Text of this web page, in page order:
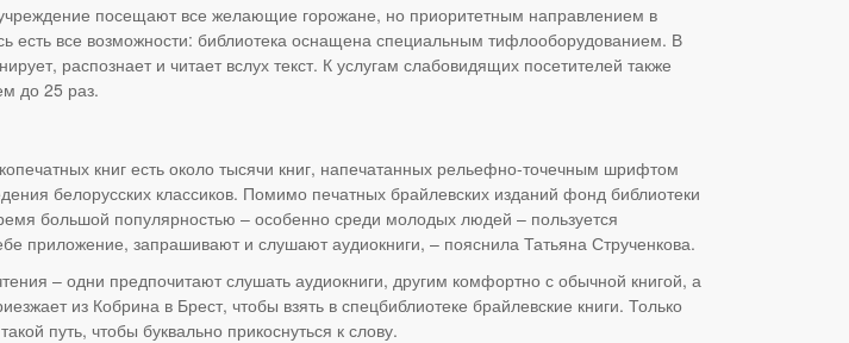
посещают все желающие горожане, но приоритетным направлением в
есть все возможности: библиотека оснащена специальным тифлооборудованием. В
распознает и читает вслух текст. К услугам слабовидящих посетителей также
до 25 раз.
книг есть около тысячи книг, напечатанных рельефно-точечным шрифтом
белорусских классиков. Помимо печатных брайлевских изданий фонд библиотеки
большой популярностью – особенно среди молодых людей – пользуется
приложение, запрашивают и слушают аудиокниги, – пояснила Татьяна Струченкова.
– одни предпочитают слушать аудиокниги, другим комфортно с обычной книгой, а
из Кобрина в Брест, чтобы взять в спецбиблиотеке брайлевские книги. Только
путь, чтобы буквально прикоснуться к слову.